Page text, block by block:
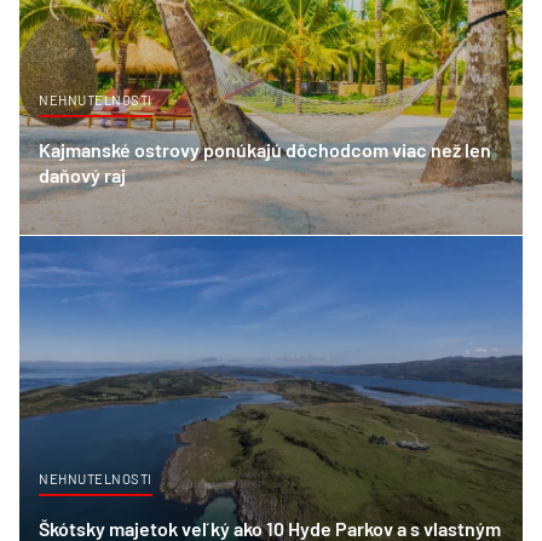
NEHNUTELNOSTI
Kajmanské ostrovy ponúkajú dôchodcom viac než len
daňový raj
07-11-2022
NEHNUTELNOSTI
Škótsky majetok veľký ako 10 Hyde Parkov a s vlastným